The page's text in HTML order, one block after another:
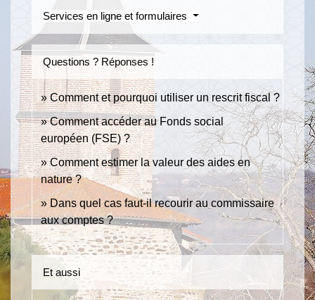
Services en ligne et formulaires
Questions ? Réponses !
Comment et pourquoi utiliser un rescrit fiscal ?
Comment accéder au Fonds social
européen (FSE) ?
Comment estimer la valeur des aides en
nature ?
Dans quel cas faut-il recourir au commissaire
aux comptes ?
Et aussi